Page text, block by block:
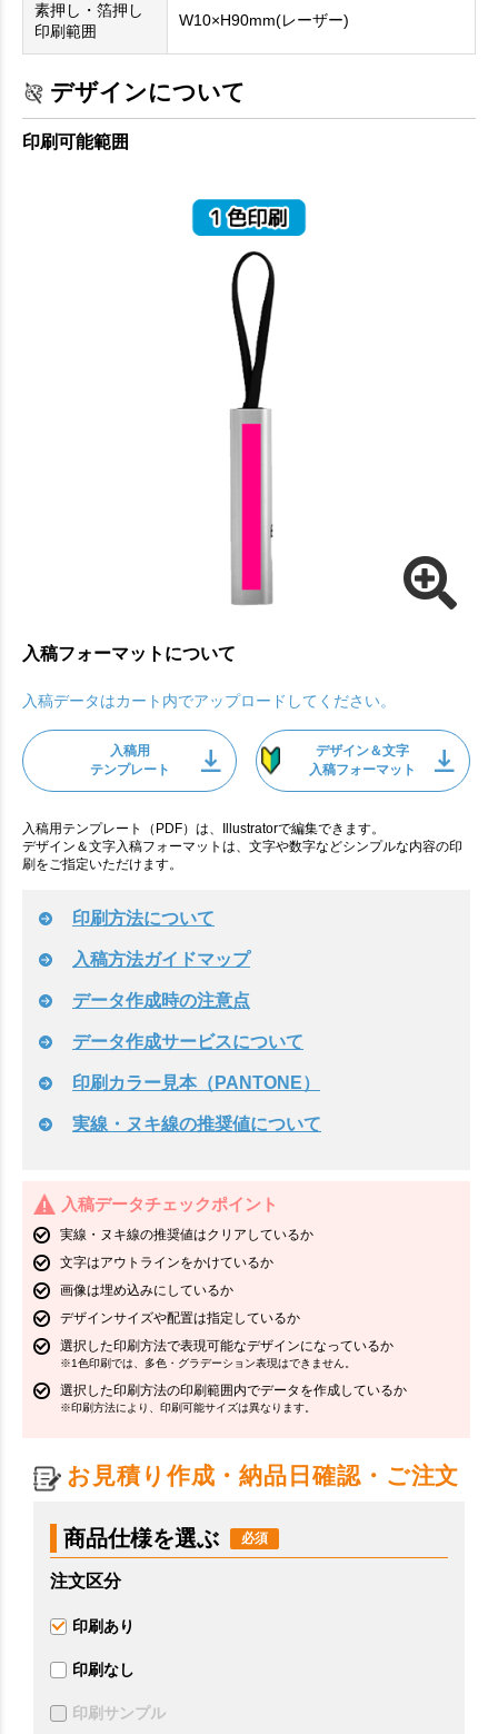
素押し・箔押し
印刷範囲
W10×H90mm(レーザー)
デザインについて
印刷可能範囲
入稿フォーマットについて
入稿データはカート内でアップロードしてください。
入稿用
テンプレート
デザイン＆文字
入稿フォーマット
入稿用テンプレート（PDF）は、Illustratorで編集できます。
デザイン＆文字入稿フォーマットは、文字や数字などシンプルな内容の印
刷をご指定いただけます。
印刷方法について
入稿方法ガイドマップ
データ作成時の注意点
データ作成サービスについて
印刷カラー見本（PANTONE）
実線・ヌキ線の推奨値について
入稿データチェックポイント
実線・ヌキ線の推奨値はクリアしているか
文字はアウトラインをかけているか
画像は埋め込みにしているか
デザインサイズや配置は指定しているか
選択した印刷方法で表現可能なデザインになっているか
※1色印刷では、多色・グラデーション表現はできません。
選択した印刷方法の印刷範囲内でデータを作成しているか
※印刷方法により、印刷可能サイズは異なります。
お見積り作成・納品日確認・ご注文
商品仕様を選ぶ
注文区分
印刷あり
印刷なし
印刷サンプル